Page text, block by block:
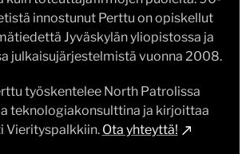
innostunut Perttu on opiskellut
Jyväskylän yliopistossa ja
julkaisujärjestelmistä vuonna 2008.
työskentelee North Patrolissa
teknologiakonsulttina ja kirjoittaa
Vierityspalkkiin. Ota yhteyttä!